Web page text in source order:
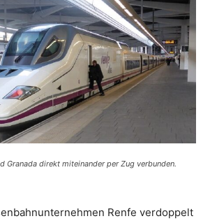
Granada direkt miteinander per Zug verbunden.
Renfe verdoppelt